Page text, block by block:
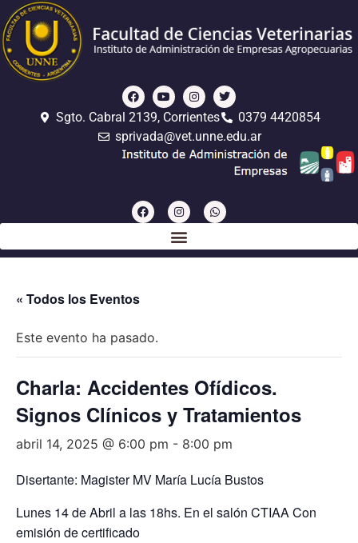
Sgto. Cabral 2139, Corrientes
0379 4420854
sprivada@vet.unne.edu.ar
« Todos los Eventos
Este evento ha pasado.
Charla: Accidentes Ofídicos.
Signos Clínicos y Tratamientos
abril 14, 2025 @ 6:00 pm - 8:00 pm
Disertante: Magister MV María Lucía Bustos
Lunes 14 de Abril a las 18hs. En el salón CTIAA Con
emisión de certificado